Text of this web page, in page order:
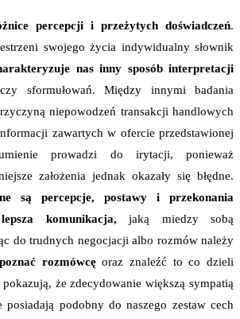
percepcji i przeżytych doświadczeń.
swojego życia indywidualny słownik
nas inny sposób interpretacji
sformułowań. Między innymi badania
niepowodzeń transakcji handlowych
zawartych w ofercie przedstawionej
prowadzi do irytacji, ponieważ
założenia jednak okazały się błędne.
są percepcje, postawy i przekonania
komunikacja, jaką miedzy sobą
do trudnych negocjacji albo rozmów należy
poznać rozmówcęoraz znaleźć to co dzieli
że zdecydowanie większą sympatią
podobny do naszego zestaw cech